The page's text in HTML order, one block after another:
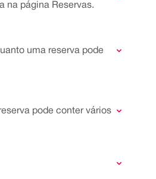
na página Reservas.
uma reserva pode
pode conter vários